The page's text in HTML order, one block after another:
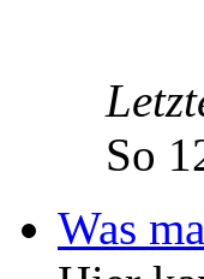
So
Was